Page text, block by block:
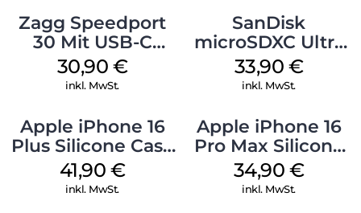
Zagg Speedport
30 Mit USB-C
Kabel Weiß
30,90 €
inkl. MwSt.
SanDisk
microSDXC Ultra
128 GB + Adapter
Mobile
33,90 €
inkl. MwSt.
Apple iPhone 16
Plus Silicone Case
MagSafe Stone
Gray
41,90 €
inkl. MwSt.
Apple iPhone 16
Pro Max Silicone
Case MagSafe
Denim
34,90 €
inkl. MwSt.